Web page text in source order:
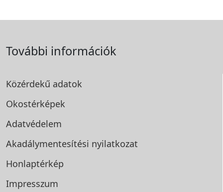
További információk
Közérdekű adatok
Okostérképek
Adatvédelem
Akadálymentesítési nyilatkozat
Honlaptérkép
Impresszum